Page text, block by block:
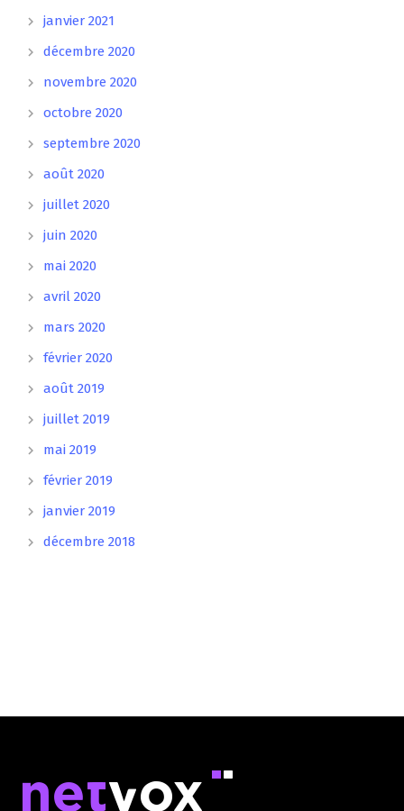
janvier 2021
décembre 2020
novembre 2020
octobre 2020
septembre 2020
août 2020
juillet 2020
juin 2020
mai 2020
avril 2020
mars 2020
février 2020
août 2019
juillet 2019
mai 2019
février 2019
janvier 2019
décembre 2018